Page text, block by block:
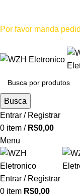
Por favor manda
Busca
Entrar / Registrar
0 item / R$0,00
Menu
Entrar / Registrar
0 item R$0,00